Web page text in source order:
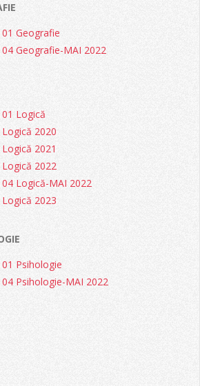
Geografie
Geografie-MAI 2022
Logică
2020
2021
2022
Logică-MAI 2022
2023
Psihologie
Psihologie-MAI 2022